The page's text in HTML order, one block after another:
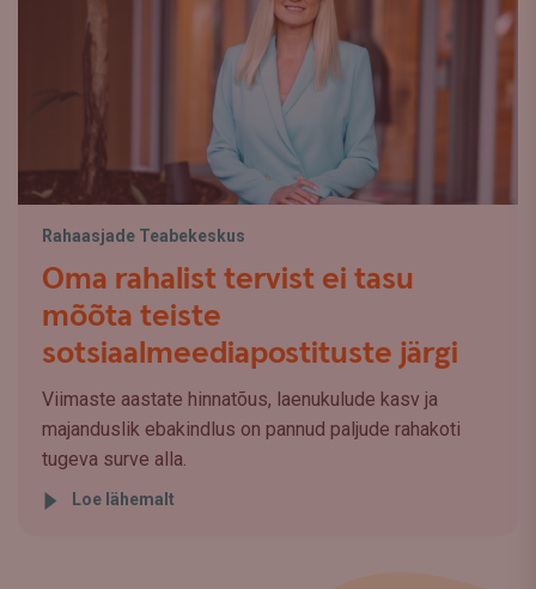
Rahaasjade Teabekeskus
Oma rahalist tervist ei tasu
mõõta teiste
sotsiaalmeediapostituste järgi
Viimaste aastate hinnatõus, laenukulude kasv ja
majanduslik ebakindlus on pannud paljude rahakoti
tugeva surve alla.
Loe lähemalt